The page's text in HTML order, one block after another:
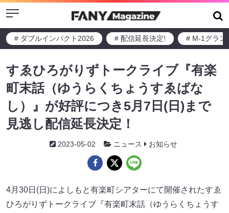
Menu
# ダブルインパクト2026 # 配信延長決定! # M-1グラン
すゑひろがりずトークライブ『有楽
町末話（ゆうらくちょうすゑばな
し）』が好評につき5月7日(日)まで
見逃し配信延長決定！
2023-05-02 ニュース お知らせ
4月30日(日)によしもと有楽町シアターにて開催されたすゑ
ひろがりずトークライブ『有楽町末話（ゆうらくちょうす